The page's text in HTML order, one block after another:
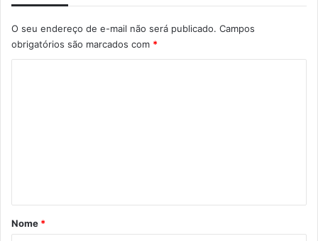
O seu endereço de e-mail não será publicado. Campos
obrigatórios são marcados com *
rNome *